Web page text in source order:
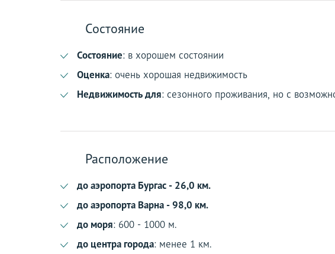
Состояние
Состояние: в хорошем состоянии
Оценка: очень хорошая недвижимость
Недвижимость для: сезонного проживания, но с
Расположение
до аэропорта Бургас - 26,0 км.
до аэропорта Варна - 98,0 км.
до моря: 600 - 1000 м.
до центра города: менее 1 км.